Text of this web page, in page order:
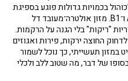
בכמויות גדולות פוגע בספיגת
ויטמינים חיוניים לעיניים, בעיקר ויטמין A ו־B1. מזון אולטרה־מעובד דל
"ריקות" בלי הגנה על הרקמות.
החוצה ירקות, פירות ואגוזים
במזון תעשייתי, כך נוכל לשמור
של דבר, מה שטוב ללב ולכלי